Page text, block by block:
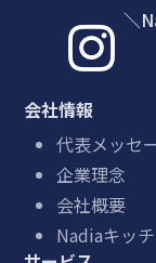
＼

会社情報
代表メッセ
企業理念
会社概要
Nadiaキッ